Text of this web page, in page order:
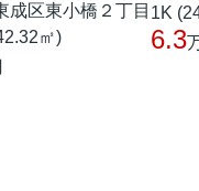
成区東小橋２丁目
㎡)
1K
6.3